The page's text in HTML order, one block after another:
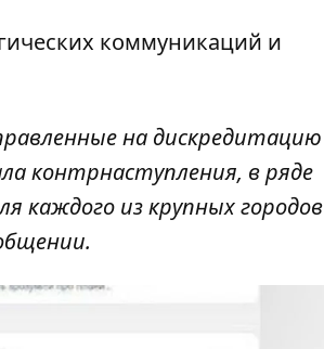
коммуникаций и
на дискредитацию
контрнаступления, в ряде
каждого из крупных городов